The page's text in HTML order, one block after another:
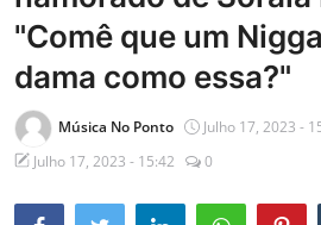
Entrevistas
Mundo
"Comê que um
dama como essa?"
Música No Ponto
Julho 17, 2023 -
Julho 17, 2023 - 15:42
0